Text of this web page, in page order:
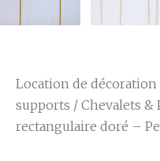
Location de décoration
supports / Chevalets &
rectangulaire doré –